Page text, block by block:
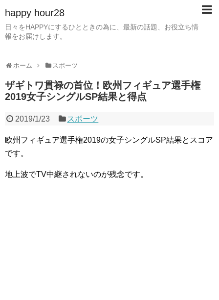
happy hour28
日々をHAPPYにするひとときの為に、最新の話題、お役立ち情
報をお届けします。
ホーム スポーツ
ザギトワ貫禄の首位！欧州フィギュア選手権
2019女子シングルSP結果と得点
2019/1/23 スポーツ
欧州フィギュア選手権2019の女子シングルSP結果とスコア
です。
地上波でTV中継されないのが残念です。